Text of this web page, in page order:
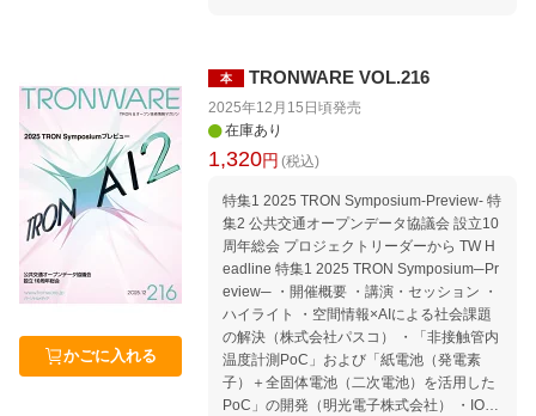
プンが創る、地理空間情報と公共交通の未
来」 ・ほこナビ〜自治体との連携と歩行空
間ネットワークデータの活用〜 ・ファース
トペンギン精神の継承：AI時代を切り拓く
イノベーションと人材育成の戦略 ・Excell
ent Paper Session（論文セッション） ・T
RONイネーブルウェアシンポジウム TEPS
38th「聴覚障碍者のスポーツアクセシビリ
ティー音を視て、言葉を読んでスポーツを
楽しむ」 特集2 TRONプログラミングコン
テスト2025 ・表彰式 ・開催概要・審査員
講評・受賞作品紹介 ・TRONプログラミン
グコンテスト2026 開催概要 TIVAC Informa
tion セミナー情報｜セミナースケジュール
2026年2月〜5月 Welcome to TRON Forum
かごに入れる
本 TRONWARE VOL.216
2025年12月15日頃発売
在庫あり
1,320円 (税込)
特集1 2025 TRON Symposium-Preview- 特
集2 公共交通オープンデータ協議会 設立10
周年総会 プロジェクトリーダーから TW H
eadline 特集1 2025 TRON Symposium─Pr
eview─ ・開催概要 ・講演・セッション ・
ハイライト ・空間情報×AIによる社会課題
の解決（株式会社パスコ） ・「非接触管内
温度計測PoC」および「紙電池（発電素
子）＋全固体電池（二次電池）を活用した
PoC」の開発（明光電子株式会社） ・IOW